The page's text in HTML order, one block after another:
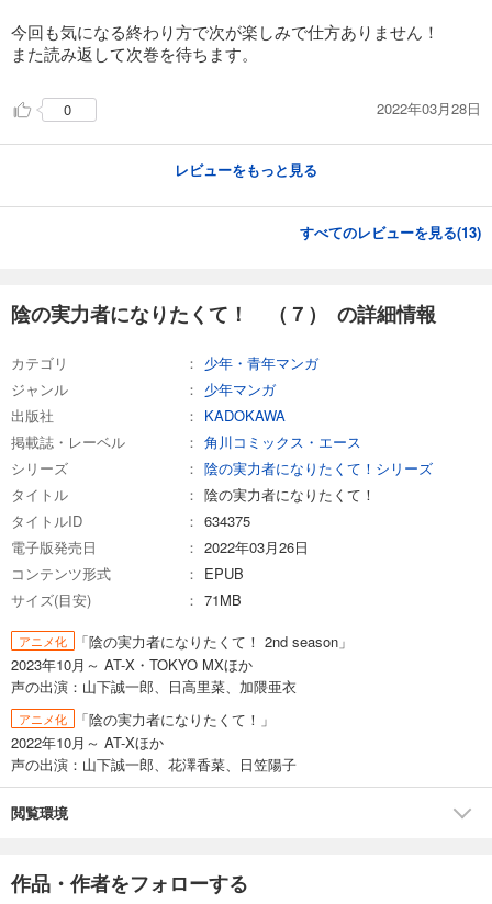
今回も気になる終わり方で次が楽しみで仕方ありません！
また読み返して次巻を待ちます。
0 2022年03月28日
レビューをもっと見る
すべてのレビューを見る(13)
陰の実力者になりたくて！ （７） の詳細情報
カテゴリ
少年・青年マンガ
ジャンル
少年マンガ
出版社
KADOKAWA
掲載誌・レーベル
角川コミックス・エース
シリーズ
陰の実力者になりたくて！シリーズ
タイトル
陰の実力者になりたくて！
タイトルID
634375
電子版発売日
2022年03月26日
コンテンツ形式
EPUB
サイズ(目安)
71MB
アニメ化
「陰の実力者になりたくて！ 2nd season」
2023年10月～ AT-X・TOKYO MXほか
声の出演：山下誠一郎、日高里菜、加隈亜衣
アニメ化
「陰の実力者になりたくて！」
2022年10月～ AT-Xほか
声の出演：山下誠一郎、花澤香菜、日笠陽子
閲覧環境
作品・作者をフォローする